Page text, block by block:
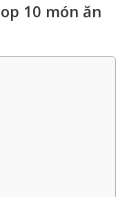
10 món ăn